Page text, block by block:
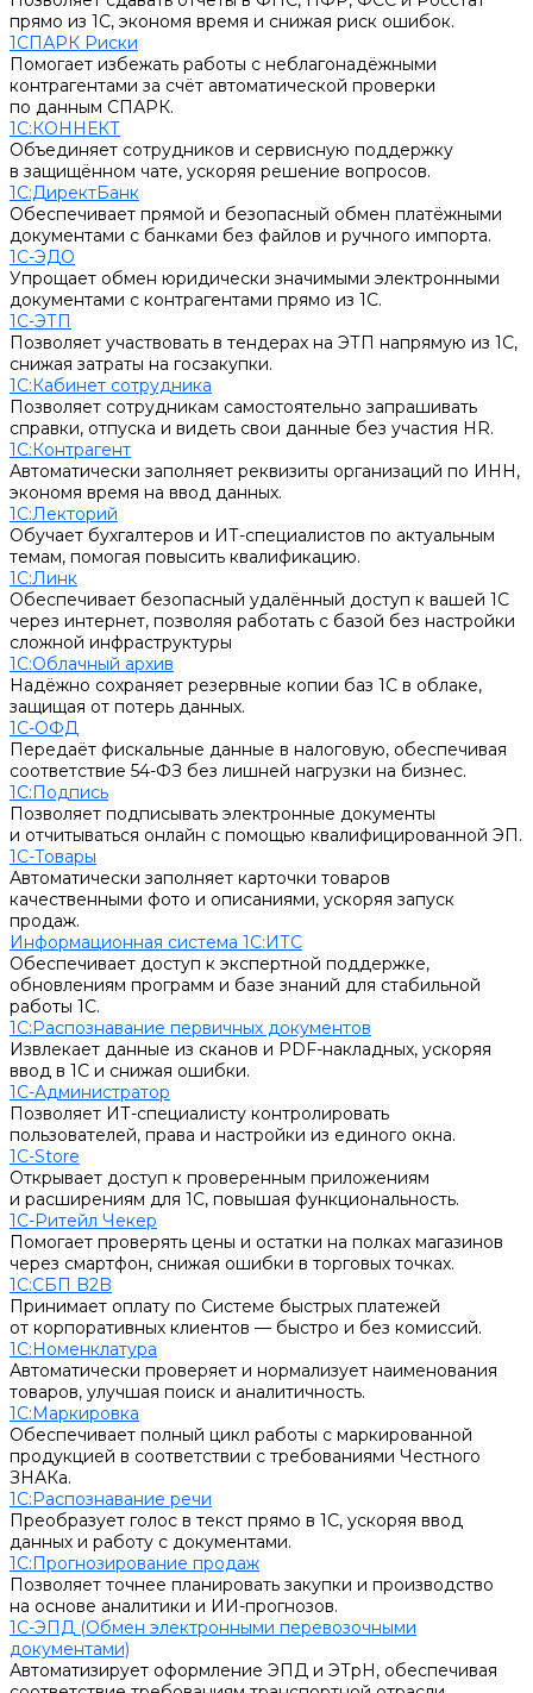
прямо из 1С, экономя время и снижая риск ошибок.
1СПАРК Риски
Помогает избежать работы с неблагонадёжными
контрагентами за счёт автоматической проверки
по данным СПАРК.
1С:КОННЕКТ
Объединяет сотрудников и сервисную поддержку
в защищённом чате, ускоряя решение вопросов.
1С:ДиректБанк
Обеспечивает прямой и безопасный обмен платёжными
документами с банками без файлов и ручного импорта.
1С-ЭДО
Упрощает обмен юридически значимыми электронными
документами с контрагентами прямо из 1С.
1С-ЭТП
Позволяет участвовать в тендерах на ЭТП напрямую из 1С,
снижая затраты на госзакупки.
1С:Кабинет сотрудника
Позволяет сотрудникам самостоятельно запрашивать
справки, отпуска и видеть свои данные без участия HR.
1С:Контрагент
Автоматически заполняет реквизиты организаций по ИНН,
экономя время на ввод данных.
1С:Лекторий
Обучает бухгалтеров и ИТ-специалистов по актуальным
темам, помогая повысить квалификацию.
1С:Линк
Обеспечивает безопасный удалённый доступ к вашей 1С
через интернет, позволяя работать с базой без настройки
сложной инфраструктуры
1С:Облачный архив
Надёжно сохраняет резервные копии баз 1С в облаке,
защищая от потерь данных.
1С-ОФД
Передаёт фискальные данные в налоговую, обеспечивая
соответствие 54-ФЗ без лишней нагрузки на бизнес.
1С:Подпись
Позволяет подписывать электронные документы
и отчитываться онлайн с помощью квалифицированной ЭП.
1С-Товары
Автоматически заполняет карточки товаров
качественными фото и описаниями, ускоряя запуск
продаж.
Информационная система 1С:ИТС
Обеспечивает доступ к экспертной поддержке,
обновлениям программ и базе знаний для стабильной
работы 1С.
1С:Распознавание первичных документов
Извлекает данные из сканов и PDF-накладных, ускоряя
ввод в 1С и снижая ошибки.
1С-Администратор
Позволяет ИТ-специалисту контролировать
пользователей, права и настройки из единого окна.
1С-Store
Открывает доступ к проверенным приложениям
и расширениям для 1С, повышая функциональность.
1С-Ритейл Чекер
Помогает проверять цены и остатки на полках магазинов
через смартфон, снижая ошибки в торговых точках.
1С:СБП B2B
Принимает оплату по Системе быстрых платежей
от корпоративных клиентов — быстро и без комиссий.
1С:Номенклатура
Автоматически проверяет и нормализует наименования
товаров, улучшая поиск и аналитичность.
1С:Маркировка
Обеспечивает полный цикл работы с маркированной
продукцией в соответствии с требованиями Честного
ЗНАКа.
1С:Распознавание речи
Преобразует голос в текст прямо в 1С, ускоряя ввод
данных и работу с документами.
1С:Прогнозирование продаж
Позволяет точнее планировать закупки и производство
на основе аналитики и ИИ-прогнозов.
1С-ЭПД (Обмен электронными перевозочными
документами)
Автоматизирует оформление ЭПД и ЭТрН, обеспечивая